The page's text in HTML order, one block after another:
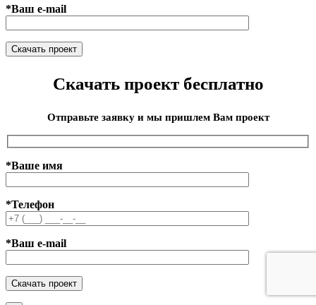
*Ваш e-mail
Скачать проект бесплатно
Отправьте заявку и мы пришлем Вам проект
*Ваше имя
*Телефон
*Ваш e-mail